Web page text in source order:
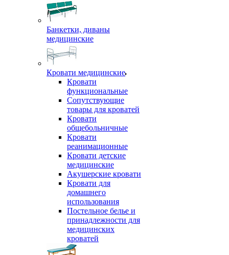
Банкетки, диваны
медицинские
Кровати медицинские
Кровати
функциональные
Сопутствующие
товары для кроватей
Кровати
общебольничные
Кровати
реанимационные
Кровати детские
медицинские
Акушерские кровати
Кровати для
домашнего
использования
Постельное белье и
принадлежности для
медицинских
кроватей